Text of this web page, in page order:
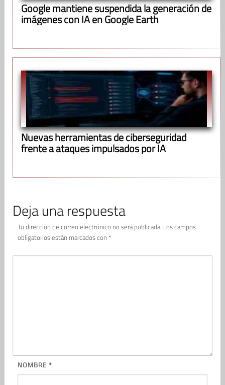
Google mantiene suspendida la generación de
imágenes con IA en Google Earth
Nuevas herramientas de ciberseguridad
frente a ataques impulsados por IA
Deja una respuesta
Tu dirección de correo electrónico no será publicada. Los campos
obligatorios están marcados con *
NOMBRE *